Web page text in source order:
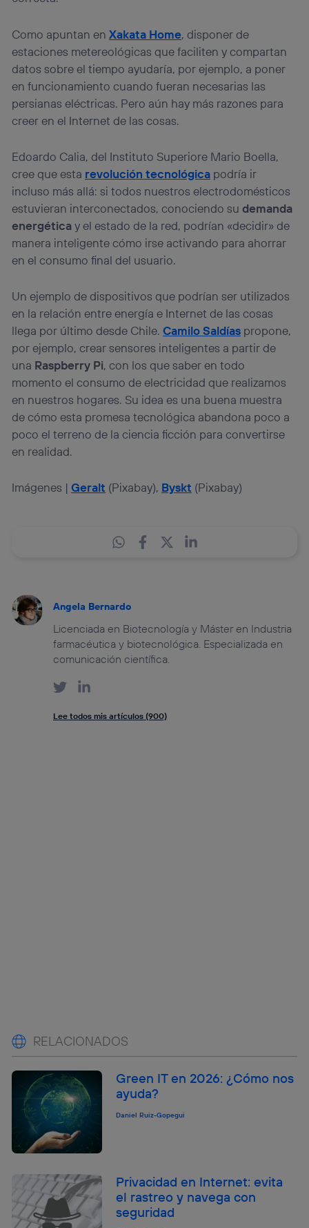
Como apuntan enXakata Home, disponer de
estaciones metereológicas que faciliten y compartan
datos sobre el tiempo ayudaría, por ejemplo, a poner
en funcionamiento cuando fueran necesarias las
persianas eléctricas. Pero aún hay más razones para
creer en el Internet de las cosas.
Edoardo Calia, del Instituto Superiore Mario Boella,
cree que esta revolución tecnológica podría ir
incluso más allá: si todos nuestros electrodomésticos
estuvieran interconectados, conociendo sudemanda
energéticay el estado de la red, podrían «decidir» de
manera inteligente cómo irse activando para ahorrar
en el consumo final del usuario.
Un ejemplo de dispositivos que podrían ser utilizados
en la relación entre energía e Internet de las cosas
llega por último desde Chile.Camilo Saldías propone,
por ejemplo, crear sensores inteligentes a partir de
una Raspberry Pi, con los que saber en todo
momento el consumo de electricidad que realizamos
en nuestros hogares. Su idea es una buena muestra
de cómo esta promesa tecnológica abandona poco a
poco el terreno de la ciencia ficción para convertirse
en realidad.
Imágenes |Geralt (Pixabay), Byskt (Pixabay)
Angela Bernardo
Licenciada en Biotecnología y Máster en Industria
farmacéutica y biotecnológica. Especializada en
comunicación científica.
Lee todos mis artículos (900)
RELACIONADOS
Green IT en 2026: ¿Cómo nos
ayuda?
Daniel Ruiz-Gopegui
Privacidad en Internet: evita
el rastreo y navega con
seguridad